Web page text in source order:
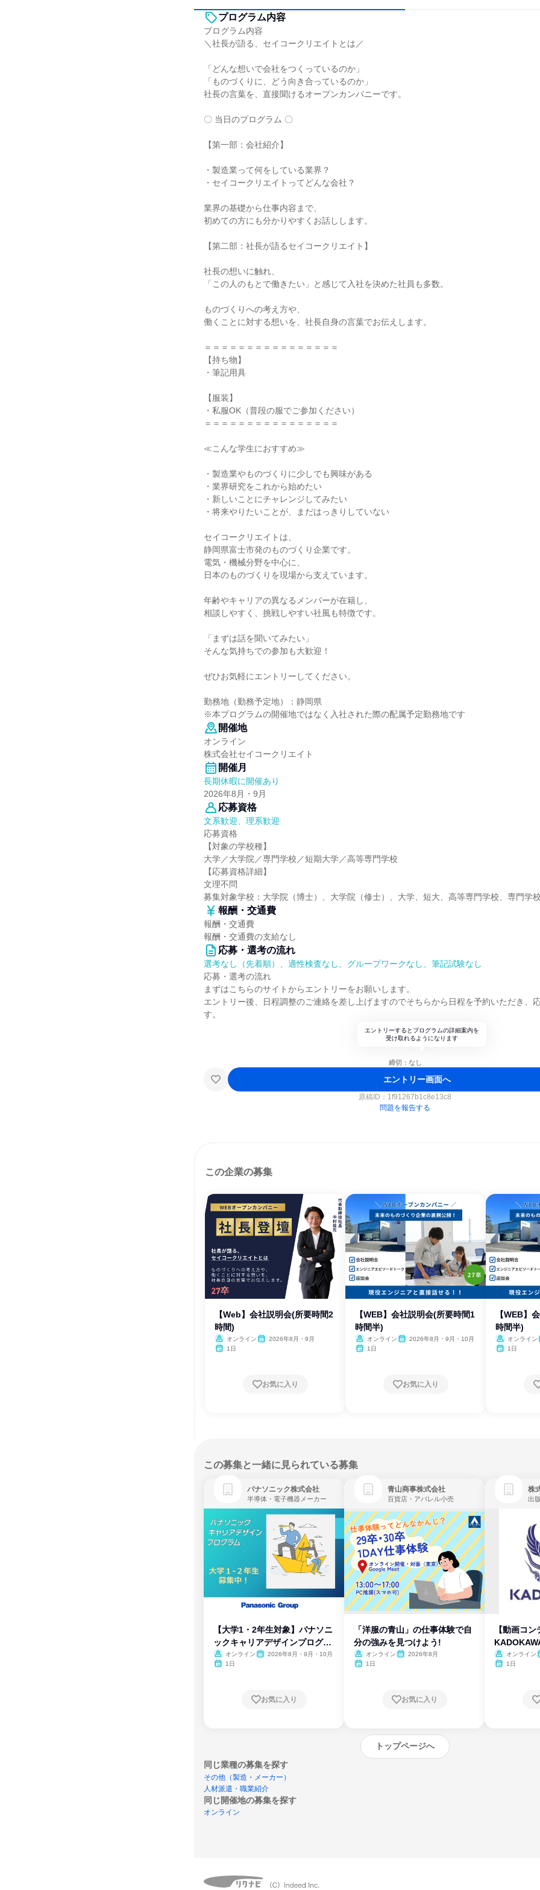
プログラム内容
プログラム内容
＼社長が語る、セイコークリエイトとは／
「どんな想いで会社をつくっているのか」
「ものづくりに、どう向き合っているのか」
社長の言葉を、直接聞けるオープンカンパニーです。
〇 当日のプログラム 〇
【第一部：会社紹介】
・製造業って何をしている業界？
・セイコークリエイトってどんな会社？
業界の基礎から仕事内容まで、
初めての方にも分かりやすくお話しします。
【第二部：社長が語るセイコークリエイト】
社長の想いに触れ、
「この人のもとで働きたい」と感じて入社を決めた社員も多数。
ものづくりへの考え方や、
働くことに対する想いを、社長自身の言葉でお伝えします。
＝＝＝＝＝＝＝＝＝＝＝＝＝＝＝＝
【持ち物】
・筆記用具
【服装】
・私服OK（普段の服でご参加ください）
＝＝＝＝＝＝＝＝＝＝＝＝＝＝＝＝
≪こんな学生におすすめ≫
・製造業やものづくりに少しでも興味がある
・業界研究をこれから始めたい
・新しいことにチャレンジしてみたい
・将来やりたいことが、まだはっきりしていない
セイコークリエイトは、
静岡県富士市発のものづくり企業です。
電気・機械分野を中心に、
日本のものづくりを現場から支えています。
年齢やキャリアの異なるメンバーが在籍し、
相談しやすく、挑戦しやすい社風も特徴です。
「まずは話を聞いてみたい」
そんな気持ちでの参加も大歓迎！
ぜひお気軽にエントリーしてください。
勤務地（勤務予定地）：静岡県
※本プログラムの開催地ではなく入社された際の配属予定勤務地です
開催地
オンライン
株式会社セイコークリエイト
開催月
長期休暇に開催あり
2026年8月・9月
応募資格
文系歓迎、理系歓迎
応募資格
【対象の学校種】
大学／大学院／専門学校／短期大学／高等専門学校
【応募資格詳細】
文理不問
募集対象学校：大学院（博士）、大学院（修士）、大学、短大、高等専門学校、専門学校
報酬・交通費
報酬・交通費
報酬・交通費の支給なし
応募・選考の流れ
選考なし（先着順）、適性検査なし、グループワークなし、筆記試験なし
応募・選考の流れ
まずはこちらのサイトからエントリーをお願いします。
エントリー後、日程調整のご連絡を差し上げますのでそちらから日程を予約いただき、
す。
エントリーするとプログラムの詳細案内を
受け取れるようになります
締切：なし
エントリー画面へ
原稿ID： 1f91267b1c8e13c8
問題を報告する
この企業の募集
【Web】会社説明会(所要時間2
時間)
オンライン
2026年8月・9月
1日
お気に入り
【WEB】会社説明会(所要時間1
時間半)
オンライン
2026年8月・9月・10月
1日
お気に入り
【WEB】
時間半)
オンライン
1日
この募集と一緒に見られている募集
パナソニック株式会社
半導体・電子機器メーカー
【大学1・2年生対象】パナソニ
ックキャリアデザインプログラ
ム
オンライン
2026年8月・9月・10月
1日
お気に入り
青山商事株式会社
百貨店・アパレル小売
「洋服の青山」の仕事体験で自
分の強みを見つけよう!
オンライン
2026年8月
1日
お気に入り
株
出
【動画コン
オンライン
1日
トップページへ
同じ業種の募集を探す
その他（製造・メーカー）
人材派遣・職業紹介
同じ開催地の募集を探す
オンライン